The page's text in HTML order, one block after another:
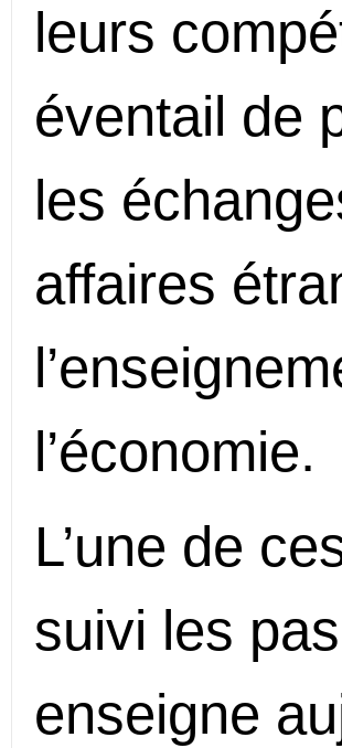
leurs
éventail de
les
affaires
l’économie.
L’une de
suivi les
enseigne